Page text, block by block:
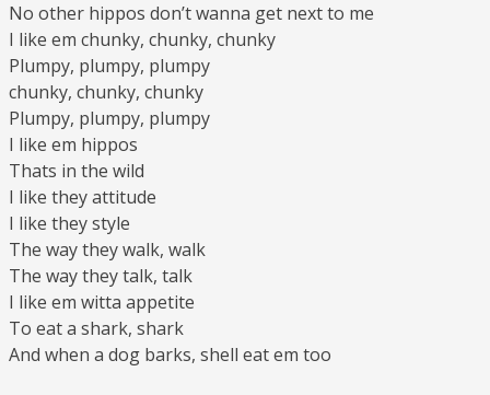
No other hippos don’t wanna get next to me
I like em chunky, chunky, chunky
Plumpy, plumpy, plumpy
chunky, chunky, chunky
Plumpy, plumpy, plumpy
I like em hippos
Thats in the wild
I like they attitude
I like they style
The way they walk, walk
The way they talk, talk
I like em witta appetite
To eat a shark, shark
And when a dog barks, shell eat em too